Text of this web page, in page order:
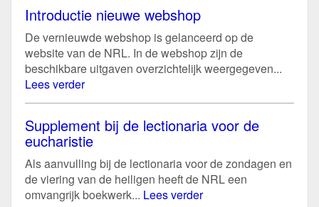
Introductie nieuwe webshop
De vernieuwde webshop is gelanceerd op de
website van de NRL. In de webshop zijn de
beschikbare uitgaven overzichtelijk weergegeven...
Lees verder
Supplement bij de lectionaria voor de
eucharistie
Als aanvulling bij de lectionaria voor de zondagen en
de viering van de heiligen heeft de NRL een
omvangrijk boekwerk... Lees verder